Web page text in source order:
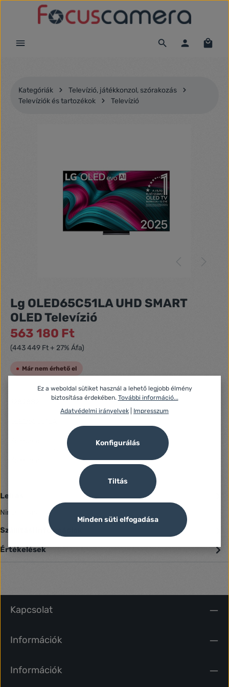
Ugrás a fő tartalomra
Kategóriák
Televízió, játékkonzol, szórakozás
Televíziók és tartozékok
Televízió
Lg OLED65C51LA UHD SMART
OLED Televízió
563 180 Ft
(443 449 Ft + 27% Áfa)
Már nem érhető el
Azonosító:
Jótállás (Jogi személy):
Leírás
Nincs leírás
Szállítási információk
Értékelések
Kapcsolat
Információk
Információk
Ez a weboldal sütiket használ a lehető legjobb élmény
biztosítása érdekében. További információ...
Adatvédelmi irányelvek
Impresszum
Tiltás
Konfigurálás
Minden süti elfogadása